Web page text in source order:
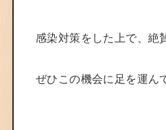
感染対策をした上で、絶
ぜひこの機会に足を運ん